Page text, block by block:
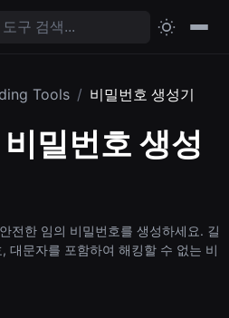
Tools / 비밀번호 생성기
밀번호 생성
전한 임의 비밀번호를 생성하세요. 길
대문자를 포함하여 해킹할 수 없는 비